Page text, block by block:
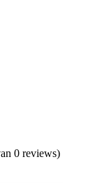
0 reviews)